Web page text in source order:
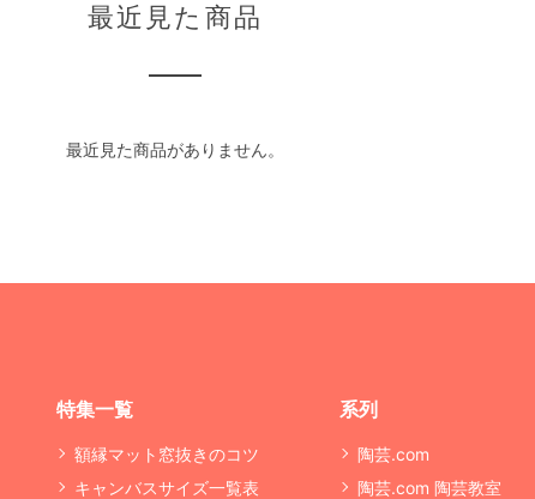
最近見た商品
最近見た商品がありません。
特集一覧
額縁マット窓抜きのコツ
キャンバスサイズ一覧表
系列
陶芸.com
陶芸.com 陶芸教室